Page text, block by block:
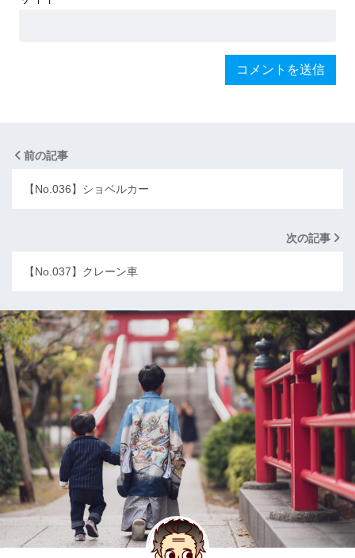
前の記事
【No.036】ショベルカー
次の記事
【No.037】クレーン車